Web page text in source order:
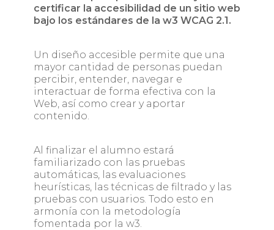
certificar la accesibilidad de un sitio web
bajo los estándares de la w3 WCAG 2.1.
Un diseño accesible permite que una
mayor cantidad de personas puedan
percibir, entender, navegar e
interactuar de forma efectiva con la
Web, así como crear y aportar
contenido.
Al finalizar el alumno estará
familiarizado con las pruebas
automáticas, las evaluaciones
heurísticas, las técnicas de filtrado y las
pruebas con usuarios. Todo esto en
armonía con la metodología
fomentada por la w3.